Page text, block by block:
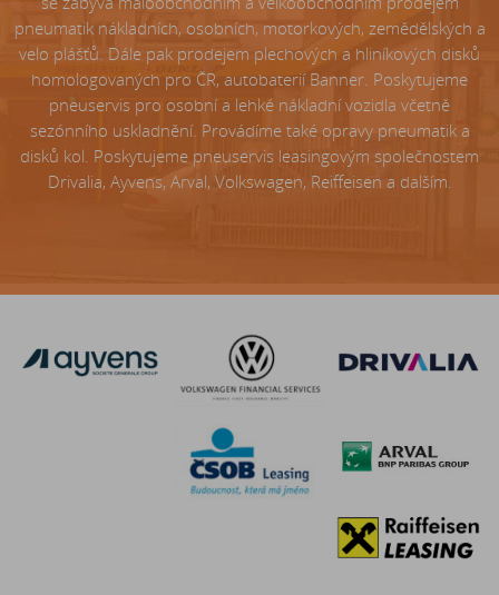
pneumatik nákladních, osobních, motorkových, zemědělských a
velo plášťů. Dále pak prodejem plechových a hliníkových disků
homologovaných pro ČR, autobaterií Banner. Poskytujeme
pneuservis pro osobní a lehké nákladní vozidla včetně
sezónního uskladnění. Provádíme také opravy pneumatik a
disků kol. Poskytujeme pneuservis leasingovým společnostem
Drivalia, Ayvens, Arval, Volkswagen, Reiffeisen a dalším.